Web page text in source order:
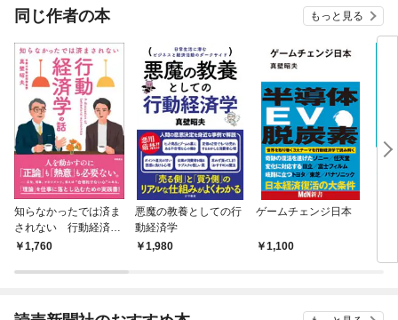
同じ作者の本 もっと見る
知らなかったでは済ま
されない 行動経済学
の話1,760
悪魔の教養としての行
動経済学
1,980
ゲームチェンジ日本
1,100